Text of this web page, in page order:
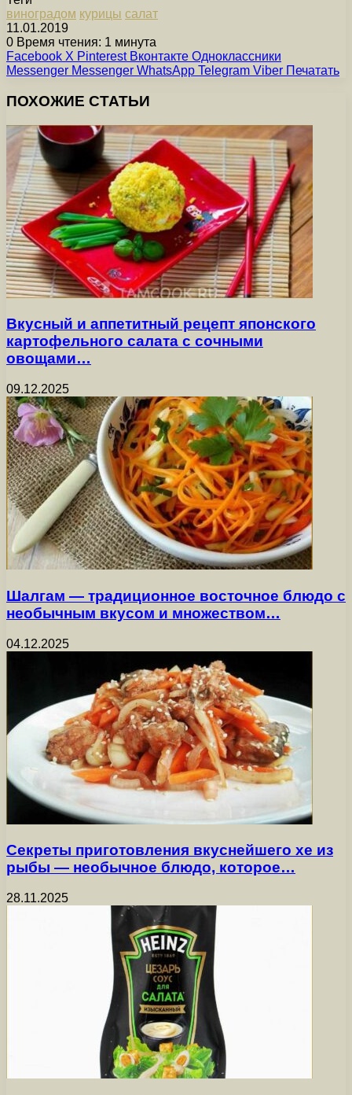
виноградом курицы салат
11.01.2019
0 Время чтения: 1 минута
Facebook X Pinterest Вконтакте Одноклассники
Messenger Messenger WhatsApp Telegram Viber Печатать
ПОХОЖИЕ СТАТЬИ
Вкусный и аппетитный рецепт японского
картофельного салата с сочными
овощами…
09.12.2025
Шалгам — традиционное восточное блюдо с
необычным вкусом и множеством…
04.12.2025
Секреты приготовления вкуснейшего хе из
рыбы — необычное блюдо, которое…
28.11.2025